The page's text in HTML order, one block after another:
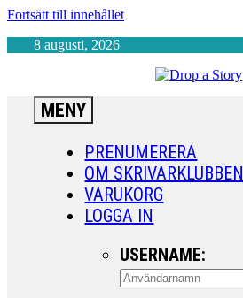
Fortsätt till innehållet
8 augusti, 2026
MENY
PRENUMERERA
OM SKRIVARKLUBBEN
VARUKORG
LOGGA IN
USERNAME: